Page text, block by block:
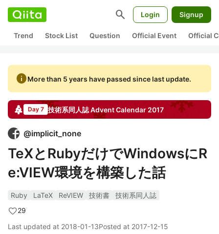
search Login Signup
Trend Stock List Question Official Event Official
infoMore than 5 years have passed since last update.
Day 7 技術系同人誌Advent Calendar 2017
@implicit_none
TeXとRubyだけでWindowsにR
e:VIEW環境を構築した話
Ruby LaTeX ReVIEW 技術書
技術系同人誌
29
Last updated at 2018-01-13Posted at 2017-12-15